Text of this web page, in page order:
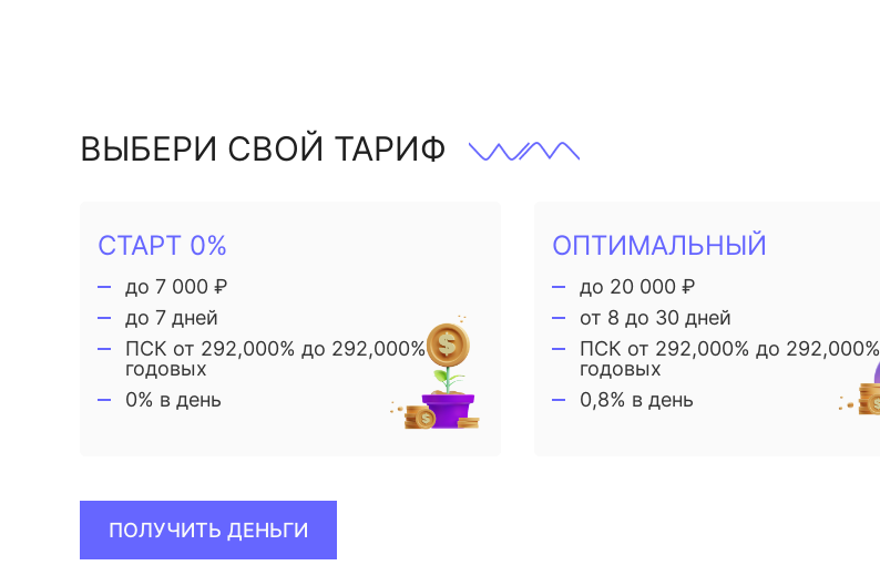
ВЫБЕРИ СВОЙ ТАРИФ
СТАРТ 0%
до 7 000 ₽
до 7 дней
ПСК от 292,000% до 292,000%
годовых
0% в день
ОПТИМАЛЬНЫЙ
до 20 000 ₽
от 8 до 30 дней
ПСК от 292,000% до 292,000%
годовых
0,8% в день
ПОЛУЧИТЬ ДЕНЬГИ